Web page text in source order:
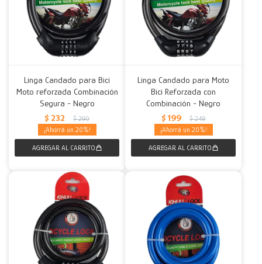
Linga Candado para Bici
Moto reforzada Combinación
Segura - Negro
$ 232 $ 290
20
Linga Candado para Moto
Bici Reforzada con
Combinación - Negro
$ 199 $ 249
20